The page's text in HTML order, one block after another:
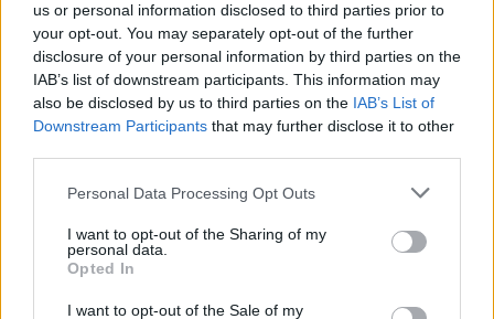
us or personal information disclosed to third parties prior to
your opt-out. You may separately opt-out of the further
disclosure of your personal information by third parties on the
IAB’s list of downstream participants. This information may
also be disclosed by us to third parties on the IAB’s List of
Downstream Participants that may further disclose it to other
Please note that this website/app uses one or more Google
not limited to your visit or usage behaviour. You may click to
grant or deny consent to Google and its third-party tags to
use your data for below specified purposes in below Google
consent section.
Personal Data Processing Opt Outs
I want to opt-out of the Sharing of my
personal data.
Opted In
I want to opt-out of the Sale of my
Το Ιράν θέτει έξι όρους προς τις ΗΠΑ για το
άνοιγμα των Στενών του Ορμούζ